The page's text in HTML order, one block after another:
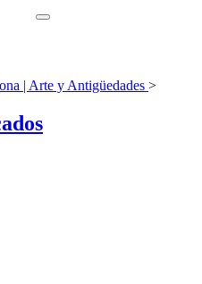
| Arte y Antigüedades >